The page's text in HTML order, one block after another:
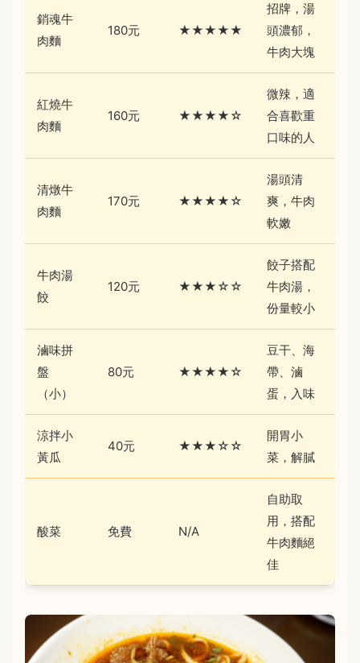
銷魂牛
肉麵
180元 ★★★★★
招牌，湯
頭濃郁，
牛肉大塊
紅燒牛
肉麵
160元 ★★★★☆
微辣，適
合喜歡重
口味的人
清燉牛
肉麵
170元 ★★★★☆
湯頭清
爽，牛肉
軟嫩
牛肉湯
餃
120元 ★★★☆☆
餃子搭配
牛肉湯，
份量較小
滷味拼
盤
（小）
80元 ★★★★☆
豆干、海
帶、滷
蛋，入味
涼拌小
黃瓜
40元 ★★★☆☆
開胃小
菜，解膩
酸菜 免費 N/A
自助取
用，搭配
牛肉麵絕
佳